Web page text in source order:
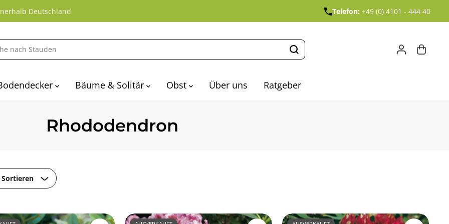
Deutschland Telefon: +49 (0) 4101 - 444 40
Bäume & Solitär Obst Über uns Ratgeber
Rhododendron
Sortieren